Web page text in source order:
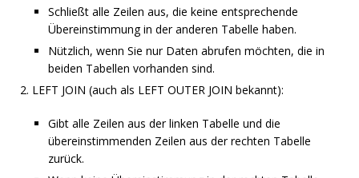
Schließt alle Zeilen aus, die keine entsprechende
Übereinstimmung in der anderen Tabelle haben.
Nützlich, wenn Sie nur Daten abrufen möchten, die in
beiden Tabellen vorhanden sind.
LEFT JOIN (auch als LEFT OUTER JOIN bekannt):
Gibt alle Zeilen aus der linken Tabelle und die
übereinstimmenden Zeilen aus der rechten Tabelle
zurück.